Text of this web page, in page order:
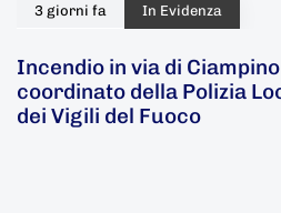
3 giorni fa In Evidenza
Incendio in via di
coordinato della Polizia
dei Vigili del Fuoco